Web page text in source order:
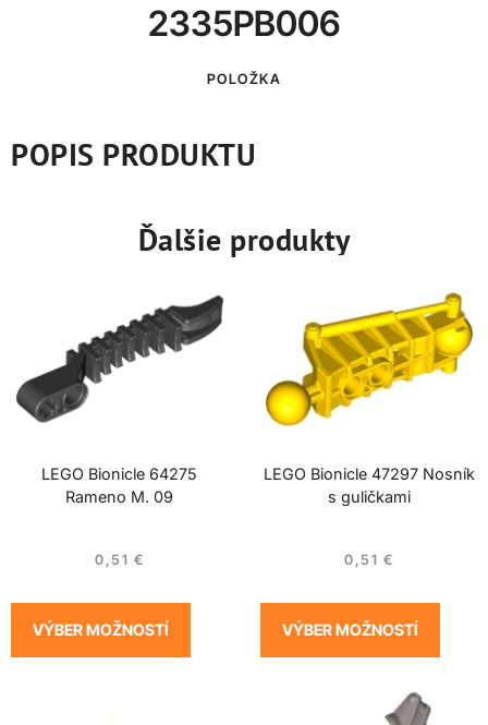
2335PB006
POLOŽKA
POPIS PRODUKTU
Ďalšie produkty
LEGO Bionicle 64275
Rameno M. 09
0,51 €
VÝBER MOŽNOSTÍ
LEGO Bionicle 47297 Nosník
s guličkami
0,51 €
VÝBER MOŽNOSTÍ